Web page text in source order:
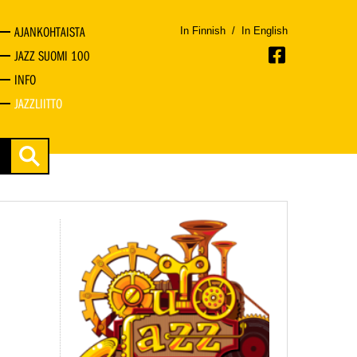
AJANKOHTAISTA
JAZZ SUOMI 100
INFO
JAZZLIITTO
In Finnish / In English